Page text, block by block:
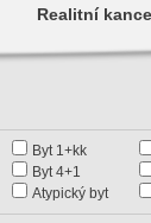
Realitní
Byt 1+kk
Byt 4+1
Atypický byt